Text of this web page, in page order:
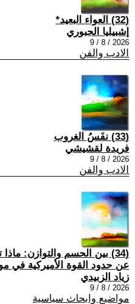
(32) العواء البعيد*
إشبيليا الجبوري
2026 / 8 / 9
الادب والفن
(33) نفَسُ الغروب
فريدة لقشيشي
2026 / 8 / 9
الادب والفن
عن حدود القوة الأميركية في
زياد الزبيدي
2026 / 8 / 9
مواضيع وابحاث سياسية